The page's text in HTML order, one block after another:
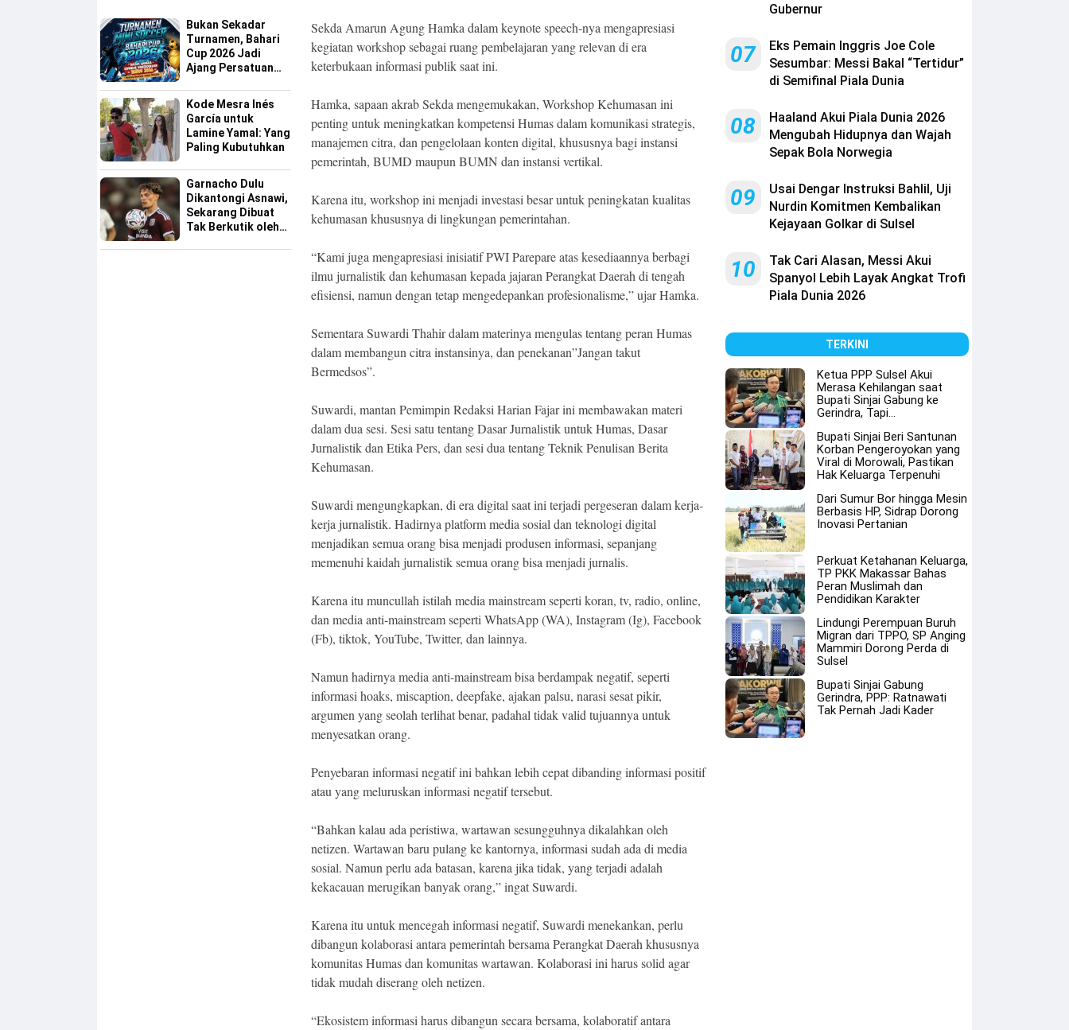
Bukan Sekadar
Turnamen, Bahari
Cup 2026 Jadi
Ajang Persatuan
Sinjai
Kode Mesra Inés
García untuk
Lamine Yamal: Yang
Paling Kubutuhkan
Garnacho Dulu
Dikantongi Asnawi,
Sekarang Dibuat
Tak Berkutik oleh
Sekda Amarun Agung Hamka dalam keynote speech-nya mengapresiasi
kegiatan workshop sebagai ruang pembelajaran yang relevan di era
keterbukaan informasi publik saat ini.
Hamka, sapaan akrab Sekda mengemukakan, Workshop Kehumasan ini
penting untuk meningkatkan kompetensi Humas dalam komunikasi strategis,
manajemen citra, dan pengelolaan konten digital, khususnya bagi instansi
pemerintah, BUMD maupun BUMN dan instansi vertikal.
Karena itu, workshop ini menjadi investasi besar untuk peningkatan kualitas
kehumasan khususnya di lingkungan pemerintahan.
“Kami juga mengapresiasi inisiatif PWI Parepare atas kesediaannya berbagi
ilmu jurnalistik dan kehumasan kepada jajaran Perangkat Daerah di tengah
efisiensi, namun dengan tetap mengedepankan profesionalisme,” ujar Hamka.
Sementara Suwardi Thahir dalam materinya mengulas tentang peran Humas
dalam membangun citra instansinya, dan penekanan”Jangan takut
Bermedsos”.
Suwardi, mantan Pemimpin Redaksi Harian Fajar ini membawakan materi
dalam dua sesi. Sesi satu tentang Dasar Jurnalistik untuk Humas, Dasar
Jurnalistik dan Etika Pers, dan sesi dua tentang Teknik Penulisan Berita
Kehumasan.
Suwardi mengungkapkan, di era digital saat ini terjadi pergeseran dalam kerja-
kerja jurnalistik. Hadirnya platform media sosial dan teknologi digital
menjadikan semua orang bisa menjadi produsen informasi, sepanjang
memenuhi kaidah jurnalistik semua orang bisa menjadi jurnalis.
Karena itu muncullah istilah media mainstream seperti koran, tv, radio, online,
dan media anti-mainstream seperti WhatsApp (WA), Instagram (Ig), Facebook
(Fb), tiktok, YouTube, Twitter, dan lainnya.
Namun hadirnya media anti-mainstream bisa berdampak negatif, seperti
informasi hoaks, miscaption, deepfake, ajakan palsu, narasi sesat pikir,
argumen yang seolah terlihat benar, padahal tidak valid tujuannya untuk
menyesatkan orang.
Penyebaran informasi negatif ini bahkan lebih cepat dibanding informasi positif
atau yang meluruskan informasi negatif tersebut.
“Bahkan kalau ada peristiwa, wartawan sesungguhnya dikalahkan oleh
netizen. Wartawan baru pulang ke kantornya, informasi sudah ada di media
sosial. Namun perlu ada batasan, karena jika tidak, yang terjadi adalah
kekacauan merugikan banyak orang,” ingat Suwardi.
Karena itu untuk mencegah informasi negatif, Suwardi menekankan, perlu
dibangun kolaborasi antara pemerintah bersama Perangkat Daerah khususnya
komunitas Humas dan komunitas wartawan. Kolaborasi ini harus solid agar
tidak mudah diserang oleh netizen.
“Ekosistem informasi harus dibangun secara bersama, kolaboratif antara
Gubernur
07
Eks Pemain Inggris Joe Cole
Sesumbar: Messi Bakal “Tertidur”
di Semifinal Piala Dunia
08
Haaland Akui Piala Dunia 2026
Mengubah Hidupnya dan Wajah
Sepak Bola Norwegia
09
Usai Dengar Instruksi Bahlil, Uji
Nurdin Komitmen Kembalikan
Kejayaan Golkar di Sulsel
10
Tak Cari Alasan, Messi Akui
Spanyol Lebih Layak Angkat Trofi
Piala Dunia 2026
TERKINI
Ketua PPP Sulsel Akui
Merasa Kehilangan saat
Bupati Sinjai Gabung ke
Gerindra, Tapi…
Bupati Sinjai Beri Santunan
Korban Pengeroyokan yang
Viral di Morowali, Pastikan
Hak Keluarga Terpenuhi
Dari Sumur Bor hingga Mesin
Berbasis HP, Sidrap Dorong
Inovasi Pertanian
Perkuat Ketahanan Keluarga,
TP PKK Makassar Bahas
Peran Muslimah dan
Pendidikan Karakter
Lindungi Perempuan Buruh
Migran dari TPPO, SP Anging
Mammiri Dorong Perda di
Sulsel
Bupati Sinjai Gabung
Gerindra, PPP: Ratnawati
Tak Pernah Jadi Kader